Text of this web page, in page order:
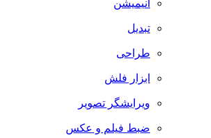
انیمیشن
تبدیل
طراحی
ابزار فلش
ویرایشگر تصویر
ضبط فيلم و عكس